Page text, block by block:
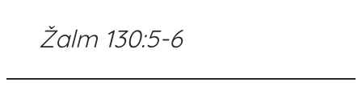
Žalm 130:5-6